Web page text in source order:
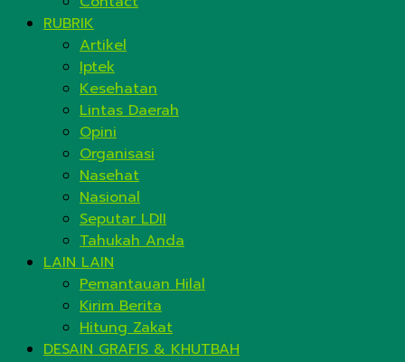
RUBRIK
Artikel
Iptek
Kesehatan
Lintas Daerah
Opini
Organisasi
Nasehat
Nasional
Seputar LDII
Tahukah Anda
LAIN LAIN
Pemantauan Hilal
Kirim Berita
Hitung Zakat
DESAIN GRAFIS & KHUTBAH